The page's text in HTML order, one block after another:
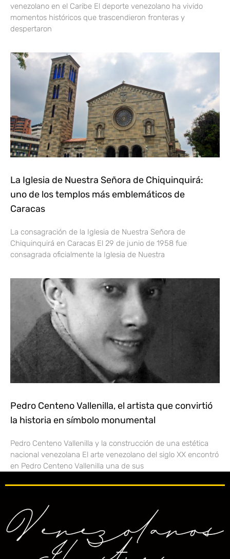
venezolano en el Caribe El deporte venezolano ha vivido
momentos históricos que trascendieron fronteras y
despertaron
La Iglesia de Nuestra Señora de Chiquinquirá:
uno de los templos más emblemáticos de
Caracas
La consagración de la Iglesia de Nuestra Señora de
Chiquinquirá en Caracas El 29 de junio de 1958 fue
consagrada oficialmente la Iglesia de Nuestra
Pedro Centeno Vallenilla, el artista que convirtió
la historia en símbolo monumental
Pedro Centeno Vallenilla y la construcción de una estética
nacional venezolana El arte venezolano del siglo XX encontró
en Pedro Centeno Vallenilla una de sus